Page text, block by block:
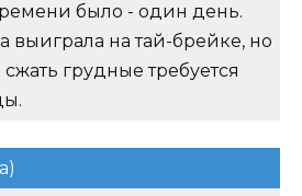
было - один день.
выиграла на тай-брейке, но
сжать грудные требуется